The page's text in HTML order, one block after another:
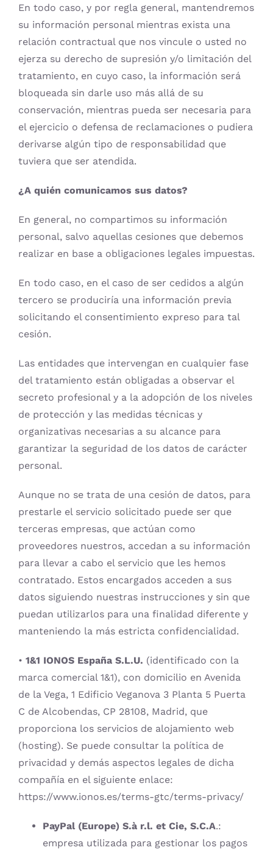
En todo caso, y por regla general, mantendremos
su información personal mientras exista una
relación contractual que nos vincule o usted no
ejerza su derecho de supresión y/o limitación del
tratamiento, en cuyo caso, la información será
bloqueada sin darle uso más allá de su
conservación, mientras pueda ser necesaria para
el ejercicio o defensa de reclamaciones o pudiera
derivarse algún tipo de responsabilidad que
tuviera que ser atendida.
¿A quién comunicamos sus datos?
En general, no compartimos su información
personal, salvo aquellas cesiones que debemos
realizar en base a obligaciones legales impuestas.
En todo caso, en el caso de ser cedidos a algún
tercero se produciría una información previa
solicitando el consentimiento expreso para tal
cesión.
Las entidades que intervengan en cualquier fase
del tratamiento están obligadas a observar el
secreto profesional y a la adopción de los niveles
de protección y las medidas técnicas y
organizativas necesarias a su alcance para
garantizar la seguridad de los datos de carácter
personal.
Aunque no se trata de una cesión de datos, para
prestarle el servicio solicitado puede ser que
terceras empresas, que actúan como
proveedores nuestros, accedan a su información
para llevar a cabo el servicio que les hemos
contratado. Estos encargados acceden a sus
datos siguiendo nuestras instrucciones y sin que
puedan utilizarlos para una finalidad diferente y
manteniendo la más estricta confidencialidad.
• 1&1 IONOS España S.L.U. (identificado con la
marca comercial 1&1), con domicilio en Avenida
de la Vega, 1 Edificio Veganova 3 Planta 5 Puerta
C de Alcobendas, CP 28108, Madrid, que
proporciona los servicios de alojamiento web
(hosting). Se puede consultar la política de
privacidad y demás aspectos legales de dicha
compañía en el siguiente enlace:
https://www.ionos.es/terms-gtc/terms-privacy/
PayPal (Europe) S.à r.l. et Cie, S.C.A.:
empresa utilizada para gestionar los pagos